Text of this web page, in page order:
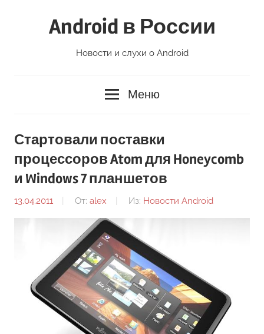
Android в России
Новости и слухи о Android
Меню
Стартовали поставки
процессоров Atom для Honeycomb
и Windows 7 планшетов
13.04.2011 От: alex Из: Новости Android